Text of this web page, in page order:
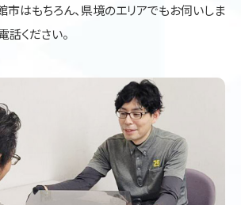
市はもちろん、県境のエリアでもお伺いしま
話ください。